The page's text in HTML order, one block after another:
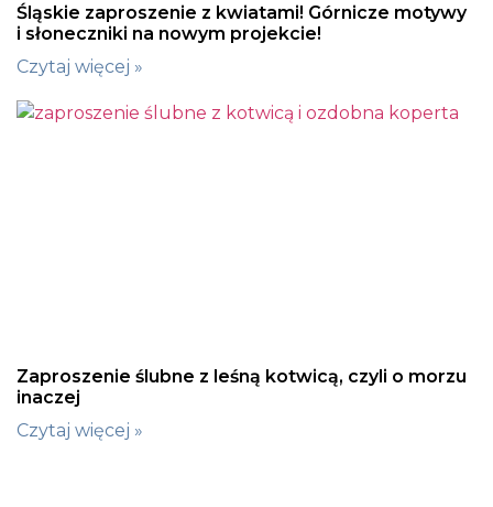
Śląskie zaproszenie z kwiatami! Górnicze motywy
i słoneczniki na nowym projekcie!
Czytaj więcej »
Zaproszenie ślubne z leśną kotwicą, czyli o morzu
inaczej
Czytaj więcej »